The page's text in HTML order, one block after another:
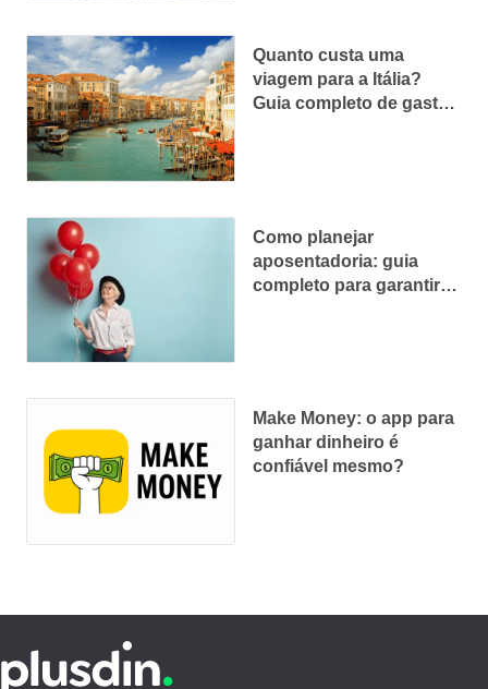
Quanto custa uma
viagem para a Itália?
Guia completo de gastos
Como planejar
aposentadoria: guia
completo para garantir
Make Money: o app para
ganhar dinheiro é
confiável mesmo?